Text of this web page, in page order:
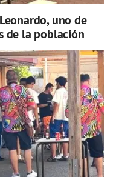
uno de
de la población